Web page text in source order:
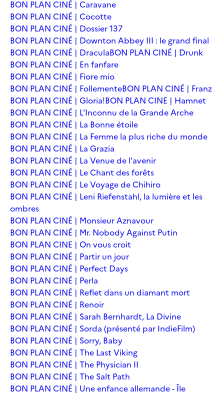
BON PLAN CINÉ | Caravane
BON PLAN CINÉ | Cocotte
BON PLAN CINÉ | Dossier 137
BON PLAN CINÉ | Downton Abbey III : le grand final
BON PLAN CINÉ | DraculaBON PLAN CINÉ | Drunk
BON PLAN CINÉ | En fanfare
BON PLAN CINÉ | Fiore mio
BON PLAN CINÉ | FollementeBON PLAN CINÉ | Franz
BON PLAN CINÉ | Gloria!BON PLAN CINE | Hamnet
BON PLAN CINÉ | L'Inconnu de la Grande Arche
BON PLAN CINÉ | La Bonne étoile
BON PLAN CINÉ | La Femme la plus riche du monde
BON PLAN CINÉ | La Grazia
BON PLAN CINÉ | La Venue de l'avenir
BON PLAN CINÉ | Le Chant des forêts
BON PLAN CINÉ | Le Voyage de Chihiro
BON PLAN CINÉ | Leni Riefenstahl, la lumière et les
ombres
BON PLAN CINÉ | Monsieur Aznavour
BON PLAN CINÉ | Mr. Nobody Against Putin
BON PLAN CINE | On vous croit
BON PLAN CINÉ | Partir un jour
BON PLAN CINÉ | Perfect Days
BON PLAN CINÉ | Perla
BON PLAN CINÉ | Reflet dans un diamant mort
BON PLAN CINÉ | Renoir
BON PLAN CINÉ | Sarah Bernhardt, La Divine
BON PLAN CINÉ | Sorda (présenté par IndieFilm)
BON PLAN CINÉ | Sorry, Baby
BON PLAN CINÉ | The Last Viking
BON PLAN CINÉ | The Physician II
BON PLAN CINÉ | The Salt Path
BON PLAN CINÉ | Une enfance allemande - Île